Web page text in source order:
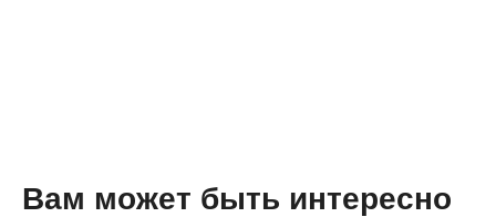
Вам может быть интересно